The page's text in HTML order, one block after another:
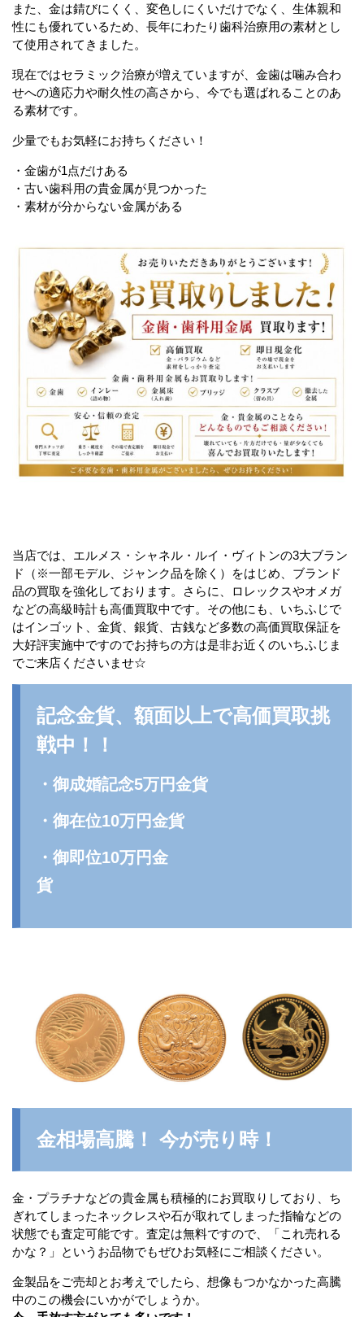
また、金は錆びにくく、変色しにくいだけでなく、生体親和
性にも優れているため、長年にわたり歯科治療用の素材とし
て使用されてきました。
現在ではセラミック治療が増えていますが、金歯は噛み合わ
せへの適応力や耐久性の高さから、今でも選ばれることのあ
る素材です。
少量でもお気軽にお持ちください！
・金歯が1点だけある
・古い歯科用の貴金属が見つかった
・素材が分からない金属がある
当店では、エルメス・シャネル・ルイ・ヴィトンの3大ブラン
ド（※一部モデル、ジャンク品を除く）をはじめ、ブランド
品の買取を強化しております。さらに、ロレックスやオメガ
などの高級時計も高価買取中です。その他にも、いちふじで
はインゴット、金貨、銀貨、古銭など多数の高価買取保証を
大好評実施中ですのでお持ちの方は是非お近くのいちふじま
でご来店くださいませ☆
記念金貨、額面以上で高価買取挑
戦中！！
・御成婚記念5万円金貨
・御在位10万円金貨
・御即位10万円金
貨
金相場高騰！ 今が売り時！
金・プラチナなどの貴金属も積極的にお買取りしており、ち
ぎれてしまったネックレスや石が取れてしまった指輪などの
状態でも査定可能です。査定は無料ですので、「これ売れる
かな？」というお品物でもぜひお気軽にご相談ください。
金製品をご売却とお考えでしたら、想像もつかなかった高騰
中のこの機会にいかがでしょうか。